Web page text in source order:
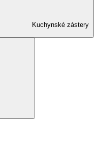
Kuchynské zástery